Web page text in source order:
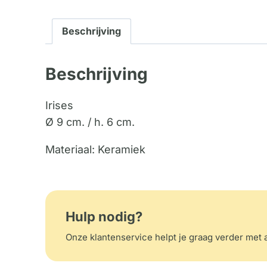
Beschrijving
Beschrijving
Irises
Ø 9 cm. / h. 6 cm.
Materiaal: Keramiek
Hulp nodig?
Onze klantenservice helpt je graag verder met